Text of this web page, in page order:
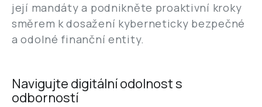
její mandáty a podnikněte proaktivní kroky
směrem k dosažení kyberneticky bezpečné
a odolné finanční entity.
Navigujte digitální odolnost s
odborností